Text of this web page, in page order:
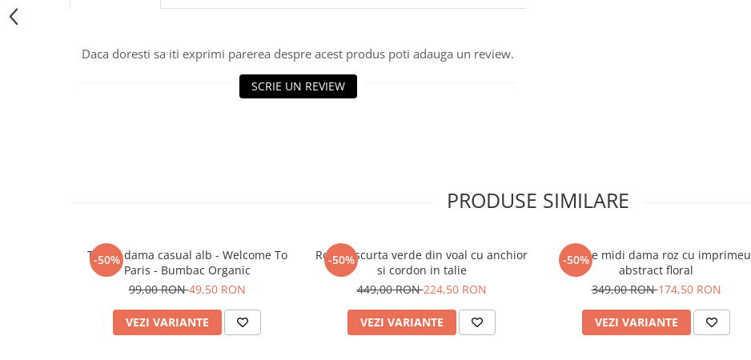
Daca doresti sa iti exprimi parerea despre acest produs poti adauga un review.
SCRIE UN REVIEW
PRODUSE SIMILARE
-50%
Tricou dama casual alb - Welcome To
Paris - Bumbac Organic
99,00 RON49,50 RON
VEZI VARIANTE
-50%
Rochie scurta verde din voal cu anchior
si cordon in talie
449,00 RON224,50 RON
VEZI VARIANTE
-50%
Rochie midi dama roz cu imprimeu
abstract floral
349,00 RON174,50 RON
VEZI VARIANTE